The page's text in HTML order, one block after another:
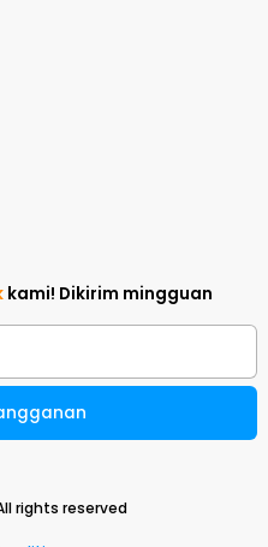
kami! Dikirim mingguan
rights reserved